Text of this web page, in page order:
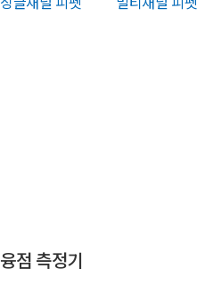
융점 측정기